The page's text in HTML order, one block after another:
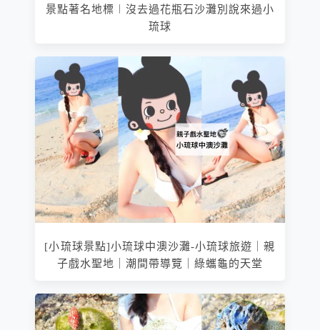
景點著名地標︱沒去過花瓶石沙灘別說來過小
琉球
[小琉球景點]小琉球中澳沙灘-小琉球旅遊｜親
子戲水聖地｜潮間帶導覽｜綠蠵龜的天堂